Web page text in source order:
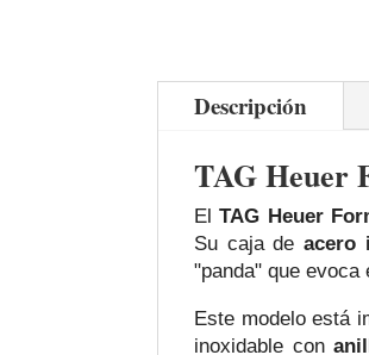
Descripción
TAG Heuer
ElTAG Heuer
Su caja deacero
"panda" que evoca
Este modelo está
inoxidable con